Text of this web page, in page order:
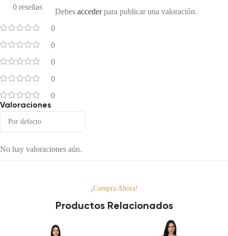
0 reseñas
0
0
0
0
0
Valoraciones
No hay valoraciones aún.
Debes accederpara publicar una valoración.
¡Compra Ahora!
Productos Relacionados